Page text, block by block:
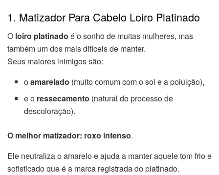
1. Matizador Para Cabelo Loiro Platinado
O loiro platinado é o sonho de muitas mulheres, mas
também um dos mais difíceis de manter.
Seus maiores inimigos são:
oamarelado (muito comum com o sol e a poluição),
e o ressecamento (natural do processo de
descoloração).
O melhor matizador: roxo intenso.
Ele neutraliza o amarelo e ajuda a manter aquele tom frio e
sofisticado que é a marca registrada do platinado.